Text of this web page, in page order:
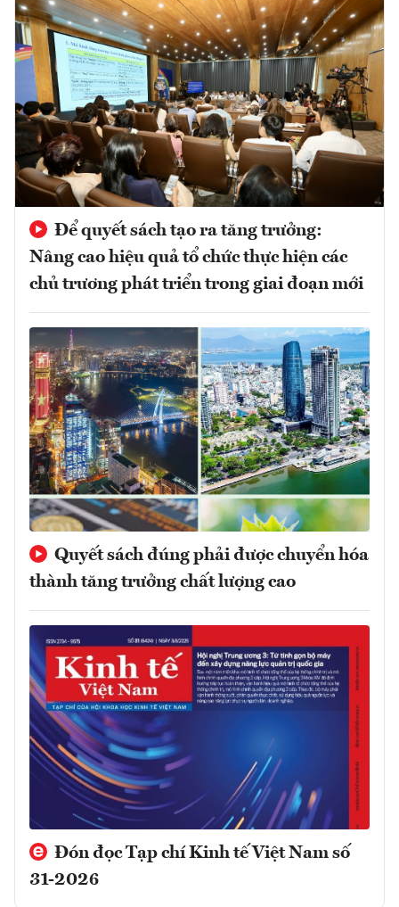
Để quyết sách tạo ra tăng trưởng:
Nâng cao hiệu quả tổ chức thực hiện các
chủ trương phát triển trong giai đoạn mới
Quyết sách đúng phải được chuyển hóa
thành tăng trưởng chất lượng cao
Đón đọc Tạp chí Kinh tế Việt Nam số
31-2026